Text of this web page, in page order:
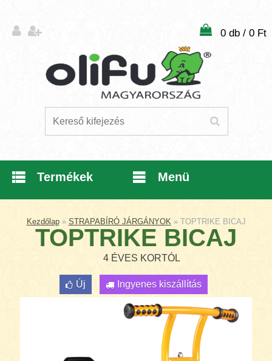
0 db / 0 Ft
Termékek Menü
Kezdőlap » STRAPABÍRÓ JÁRGÁNYOK » TOPTRIKE BICAJ
TOPTRIKE BICAJ
4 ÉVES KORTÓL
Új Ingyenes kiszállítás